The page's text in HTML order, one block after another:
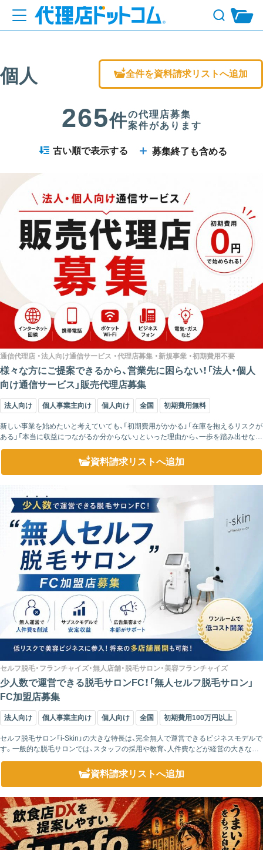
個人 全件を資料請求リストへ追加
265件の代理店募集
案件があります
古い順で表示する ＋ 募集終了も含める
通信代理店 ・法人向け通信サービス ・代理店募集 ・新規事業 ・初期費用不要
様々な方にご提案できるから、営業先に困らない！「法人・個人
向け通信サービス」販売代理店募集
法人向け 個人事業主向け 個人向け 全国 初期費用無料
新しい事業を始めたいと考えていても、「初期費用がかかる」「在庫を抱えるリスクが
ある」「本当に収益につながるか分からない」といった理由から、一歩を踏み出せない
企業は少なくありません。 弊社の代理店制度は、初期費用不要でスタートできる...
資料請求リストへ追加
セルフ脱毛・フランチャイズ・無人店舗・脱毛サロン・美容フランチャイズ
少人数で運営できる脱毛サロンFC！「無人セルフ脱毛サロン」
FC加盟店募集
法人向け 個人事業主向け 個人向け 全国 初期費用100万円以上
セルフ脱毛サロン「i-Skin」の大きな特長は、完全無人で運営できるビジネスモデルで
す。一般的な脱毛サロンでは、スタッフの採用や教育、人件費などが経営の大きな負
資料請求リストへ追加